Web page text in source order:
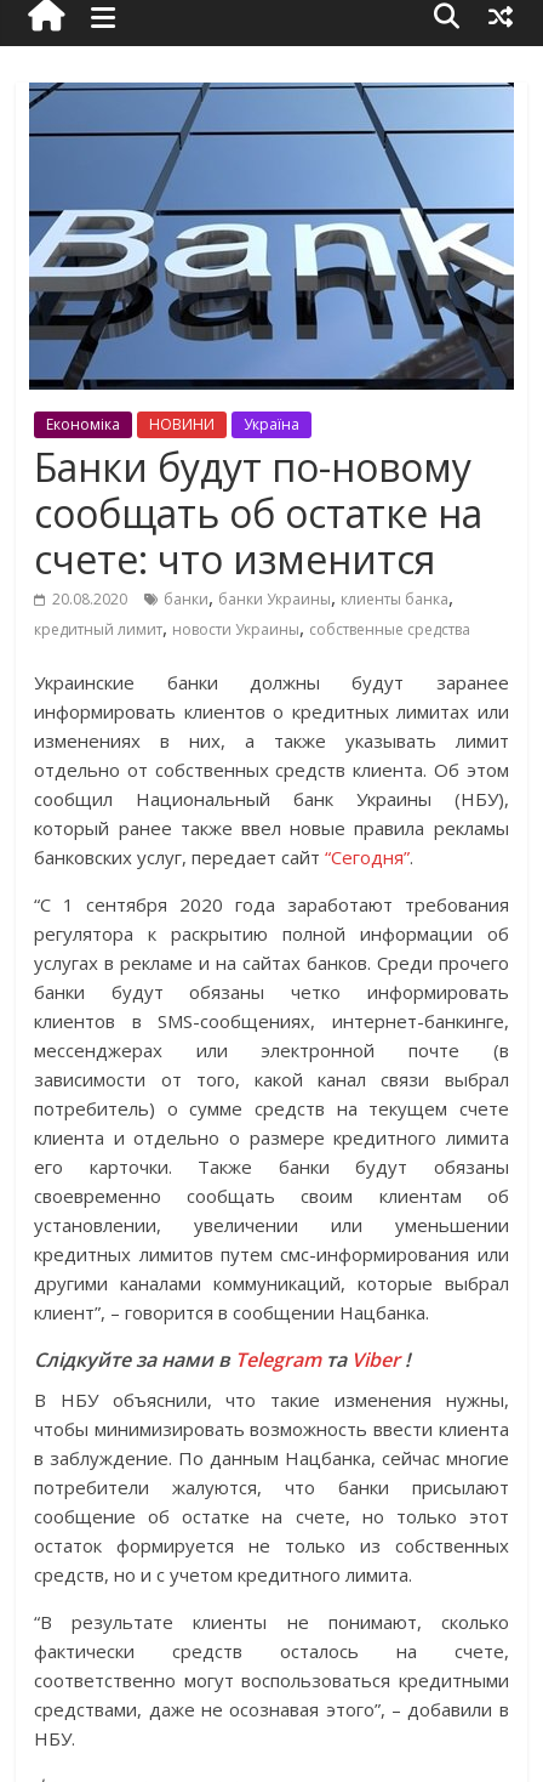
Економіка НОВИНИ Україна
Банки будут по-новому
сообщать об остатке на
счете: что изменится
20.08.2020 банки, банки Украины, клиенты банка,
кредитный лимит, новости Украины, собственные средства
Украинские банки должны будут заранее
информировать клиентов о кредитных лимитах или
изменениях в них, а также указывать лимит
отдельно от собственных средств клиента. Об этом
сообщил Национальный банк Украины (НБУ),
который ранее также ввел новые правила рекламы
банковских услуг, передает сайт“Сегодня”.
“С 1 сентября 2020 года заработают требования
регулятора к раскрытию полной информации об
услугах в рекламе и на сайтах банков. Среди прочего
банки будут обязаны четко информировать
клиентов в SMS-сообщениях, интернет-банкинге,
мессенджерах или электронной почте (в
зависимости от того, какой канал связи выбрал
потребитель) о сумме средств на текущем счете
клиента и отдельно о размере кредитного лимита
его карточки. Также банки будут обязаны
своевременно сообщать своим клиентам об
установлении, увеличении или уменьшении
кредитных лимитов путем смс-информирования или
другими каналами коммуникаций, которые выбрал
клиент”, – говорится в сообщении Нацбанка.
Слідкуйте за нами в Telegramта Viber!
В НБУ объяснили, что такие изменения нужны,
чтобы минимизировать возможность ввести клиента
в заблуждение. По данным Нацбанка, сейчас многие
потребители жалуются, что банки присылают
сообщение об остатке на счете, но только этот
остаток формируется не только из собственных
средств, но и с учетом кредитного лимита.
“В результате клиенты не понимают, сколько
фактически средств осталось на счете,
соответственно могут воспользоваться кредитными
средствами, даже не осознавая этого”, – добавили в
НБУ.